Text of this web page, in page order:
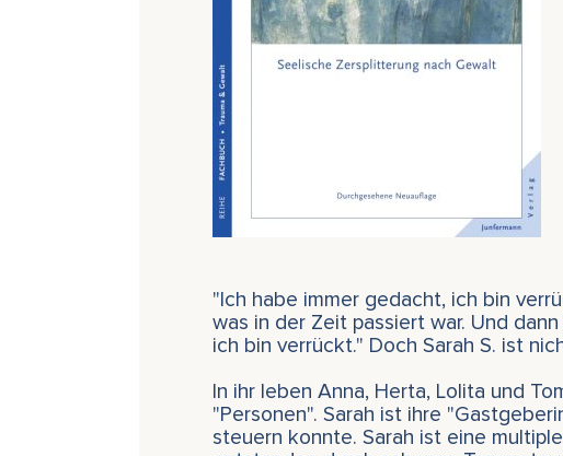
"Ich habe immer gedacht, ich bin
was in der Zeit passiert war. Und
ich bin verrückt." Doch Sarah S. ist
In ihr leben Anna, Herta, Lolita und
"Personen". Sarah ist ihre
steuern konnte. Sarah ist eine